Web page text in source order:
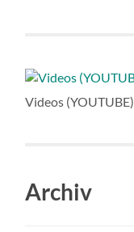
Videos (YOUTUBE)
Archiv